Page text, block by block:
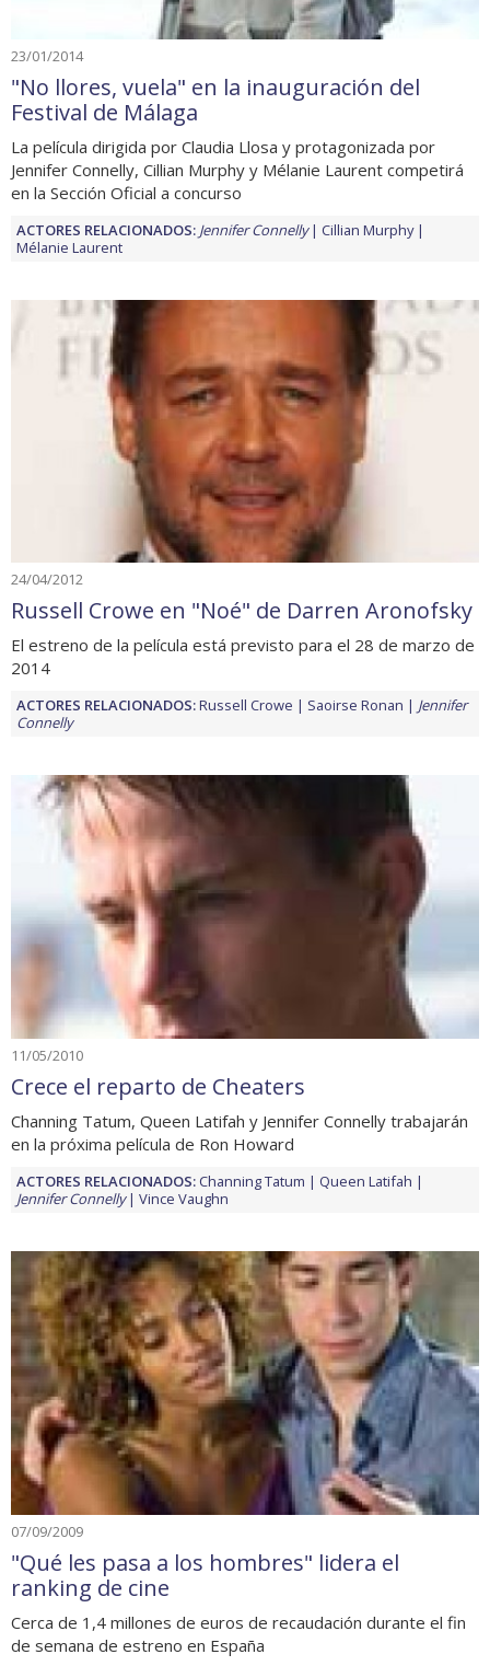
23/01/2014
"No llores, vuela" en la inauguración del
Festival de Málaga
La película dirigida por Claudia Llosa y protagonizada por
Jennifer Connelly, Cillian Murphy y Mélanie Laurent competirá
en la Sección Oficial a concurso
ACTORES RELACIONADOS: Jennifer Connelly
Cillian Murphy
Mélanie Laurent
24/04/2012
Russell Crowe en "Noé" de Darren Aronofsky
El estreno de la película está previsto para el 28 de marzo de
2014
ACTORES RELACIONADOS:Russell Crowe Saoirse Ronan
Jennifer
Connelly
11/05/2010
Crece el reparto de Cheaters
Channing Tatum, Queen Latifah y Jennifer Connelly trabajarán
en la próxima película de Ron Howard
ACTORES RELACIONADOS:Channing Tatum
Queen Latifah
Jennifer Connelly
Vince Vaughn
07/09/2009
"Qué les pasa a los hombres" lidera el
ranking de cine
Cerca de 1,4 millones de euros de recaudación durante el fin
de semana de estreno en España